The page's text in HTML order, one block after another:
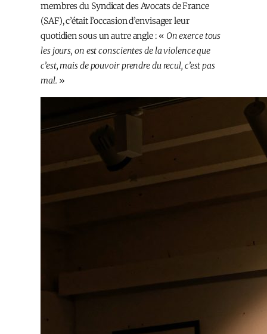
membres du Syndicat des Avocats de France
(SAF), c’était l’occasion d’envisager leur
quotidien sous un autre angle : « On exerce tous
les jours, on est conscientes de la violence que
c’est, mais de pouvoir prendre du recul, c’est pas
mal. »